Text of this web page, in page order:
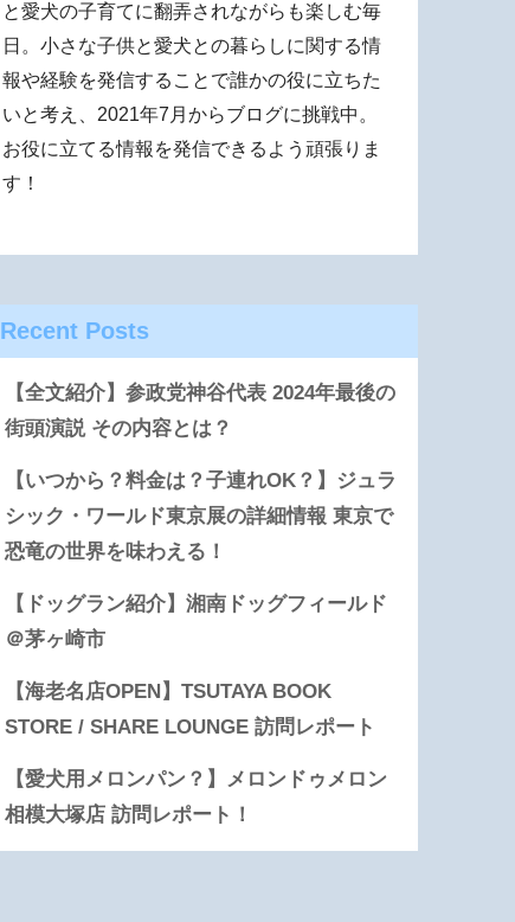
と愛犬の子育てに翻弄されながらも楽しむ毎
日。小さな子供と愛犬との暮らしに関する情
報や経験を発信することで誰かの役に立ちた
いと考え、2021年7月からブログに挑戦中。
お役に立てる情報を発信できるよう頑張りま
す！
Recent Posts
【全文紹介】参政党神谷代表 2024年最後の
街頭演説 その内容とは？
【いつから？料金は？子連れOK？】ジュラ
シック・ワールド東京展の詳細情報 東京で
恐竜の世界を味わえる！
【ドッグラン紹介】湘南ドッグフィールド
＠茅ヶ崎市
【海老名店OPEN】TSUTAYA BOOK
STORE / SHARE LOUNGE 訪問レポート
【愛犬用メロンパン？】メロンドゥメロン
相模大塚店 訪問レポート！